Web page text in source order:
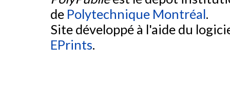
de Polytechnique Montréal.
Site développé à l'aide du
EPrints.